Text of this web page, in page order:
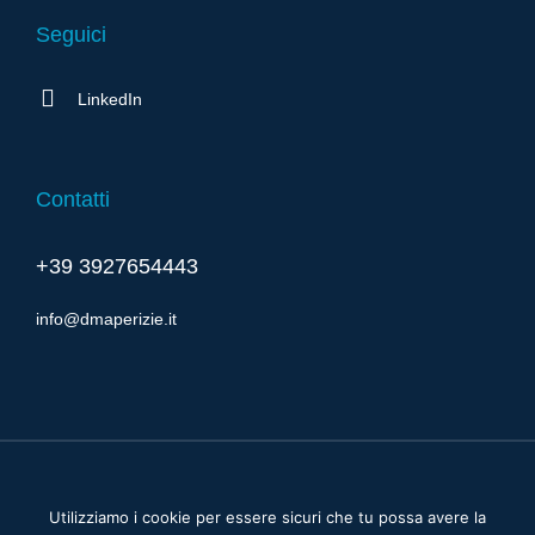
Seguici
LinkedIn
Contatti
+39 3927654443
info@dmaperizie.it
Utilizziamo i cookie per essere sicuri che tu possa avere la